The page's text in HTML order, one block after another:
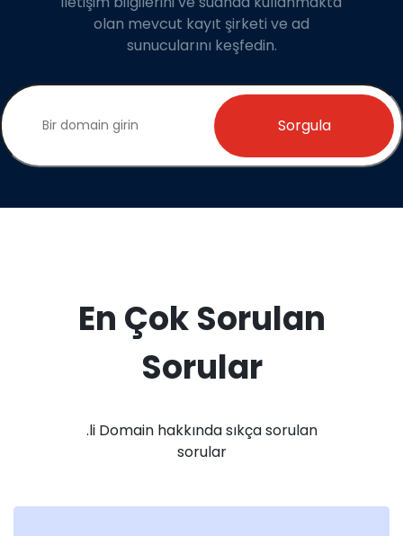
olan mevcut kayıt şirketi ve ad
sunucularını keşfedin.
Sorgula
En Çok Sorulan
Sorular
.li Domain hakkında sıkça sorulan
sorular